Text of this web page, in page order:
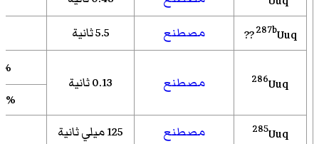
287bUuq ?? مصطنع 5.5 ثانية
286Uuq مصطنع 0.13 ثانية
α
285Uuq مصطنع 125 ميلي ثانية